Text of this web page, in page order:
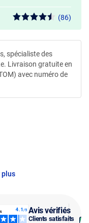
Avis vérifiés
Clients satisfaits
plus
(86)
spécialiste des
Livraison gratuite en
avec numéro de